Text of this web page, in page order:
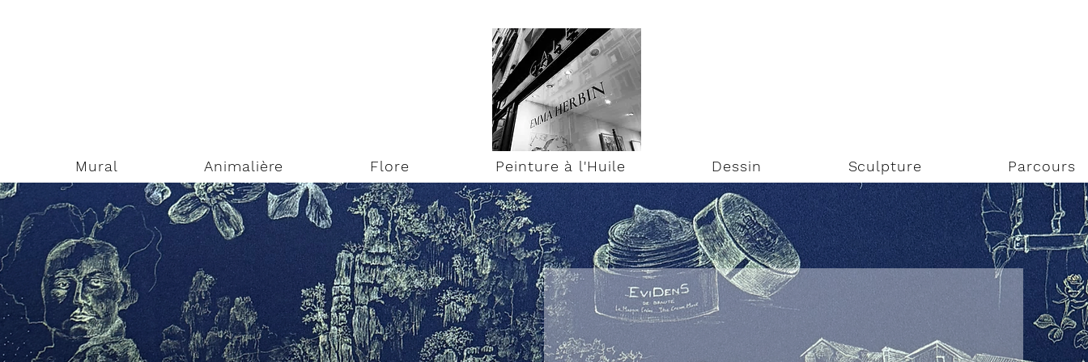
Mural Animalière Flore Peinture à l'Huile Dessin Sculpture Parcours